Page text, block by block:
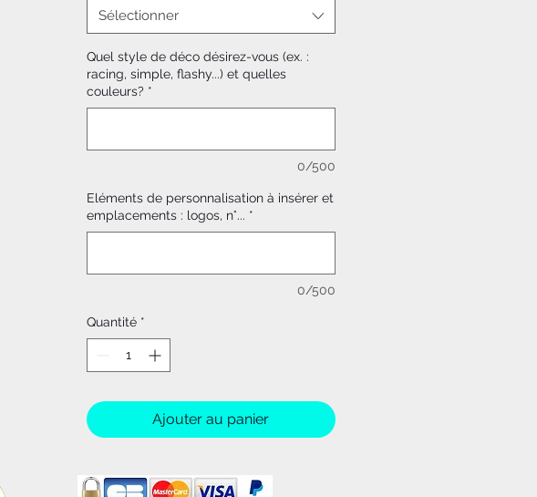
Sélectionner
Quel style de déco désirez-vous (ex. :
racing, simple, flashy...) et quelles
couleurs? *
0/500
Eléments de personnalisation à insérer et
emplacements : logos, n°... *
0/500
Quantité *
Ajouter au panier